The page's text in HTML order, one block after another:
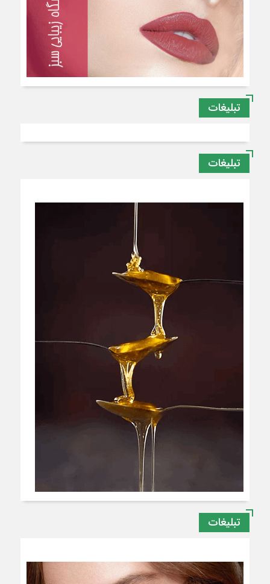
تبلیغات
تبلیغات
تبلیغات